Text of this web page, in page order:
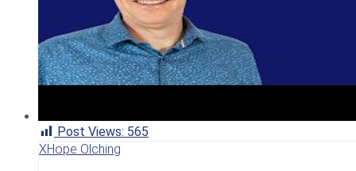
Post Views: 565
XHope Olching